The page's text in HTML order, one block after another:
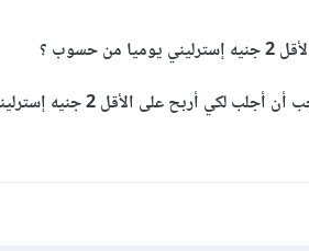
؟
أن أجلب لكي أربحعلى الأقل 2 جنيه إسترليني يوميا